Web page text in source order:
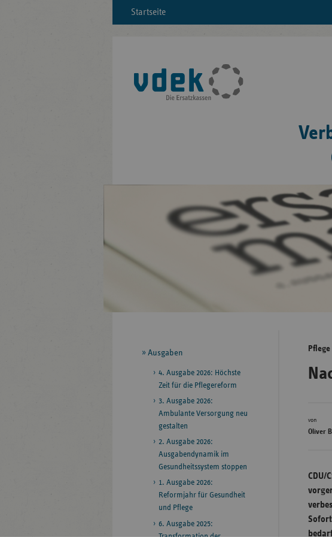
Startseite
Pflege
von
Oliver
CDU/
Seitennavigation
Ausgaben
4. Ausgabe 2026: Höchste
Zeit für die Pflegereform
3. Ausgabe 2026:
Ambulante Versorgung neu
gestalten
2. Ausgabe 2026:
Ausgabendynamik im
Gesundheitssystem stoppen
1. Ausgabe 2026:
Reformjahr für Gesundheit
und Pflege
6. Ausgabe 2025: